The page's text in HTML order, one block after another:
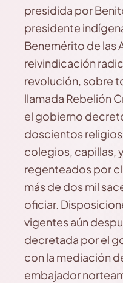
presidida por
presidente
Benemérito de las
reivindicación
revolución, sobre
llamada Rebelión
el gobierno
doscientos
colegios, capillas,
regenteados por
más de dos mil
oficiar.
vigentes aún
decretada por el
con la mediación
embajador